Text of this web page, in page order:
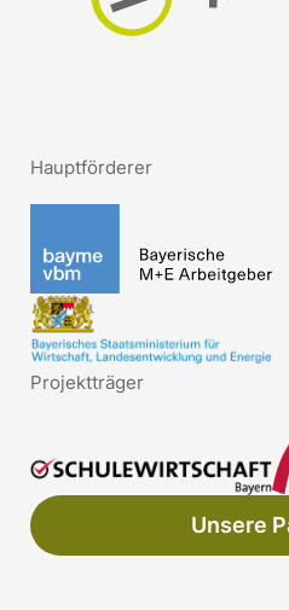
Hauptförderer
Projektträger
Unsere